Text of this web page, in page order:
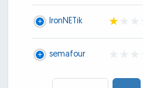
IronNETik
semafour